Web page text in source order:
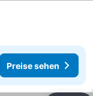
Preise sehen